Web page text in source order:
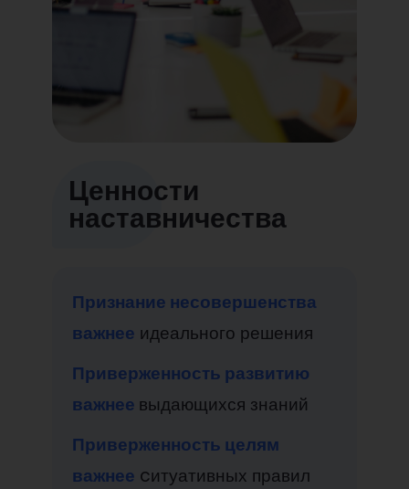
Ценности
наставничества
Признание несовершенства
важнее идеального решения
Приверженность развитию
важнее выдающихся знаний
Приверженность целям
важнее cитуативных правил